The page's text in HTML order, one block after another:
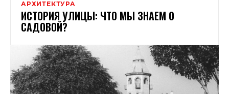
АРХИТЕКТУРА
ИСТОРИЯ УЛИЦЫ: ЧТО МЫ ЗНАЕМ О
САДОВОЙ?